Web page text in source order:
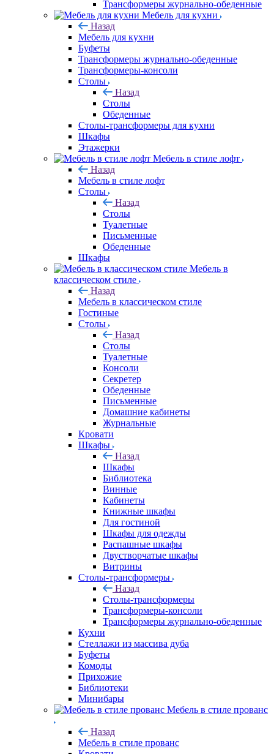
Трансформеры журнально-обеденные
Мебель для кухни
Назад
Мебель для кухни
Буфеты
Трансформеры журнально-обеденные
Трансформеры-консоли
Столы
Назад
Столы
Обеденные
Столы-трансформеры для кухни
Шкафы
Этажерки
Мебель в стиле лофт
Назад
Мебель в стиле лофт
Столы
Назад
Столы
Туалетные
Письменные
Обеденные
Шкафы
Мебель в
классическом стиле
Назад
Мебель в классическом стиле
Гостиные
Столы
Назад
Столы
Туалетные
Консоли
Секретер
Обеденные
Письменные
Домашние кабинеты
Журнальные
Кровати
Шкафы
Назад
Шкафы
Библиотека
Винные
Кабинеты
Книжные шкафы
Для гостиной
Шкафы для одежды
Распашные шкафы
Двустворчатые шкафы
Витрины
Столы-трансформеры
Назад
Столы-трансформеры
Трансформеры-консоли
Трансформеры журнально-обеденные
Кухни
Стеллажи из массива дуба
Буфеты
Комоды
Прихожие
Библиотеки
Минибары
Мебель в стиле прованс
Назад
Мебель в стиле прованс